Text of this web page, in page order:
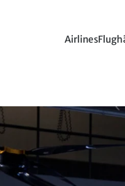
Airlines